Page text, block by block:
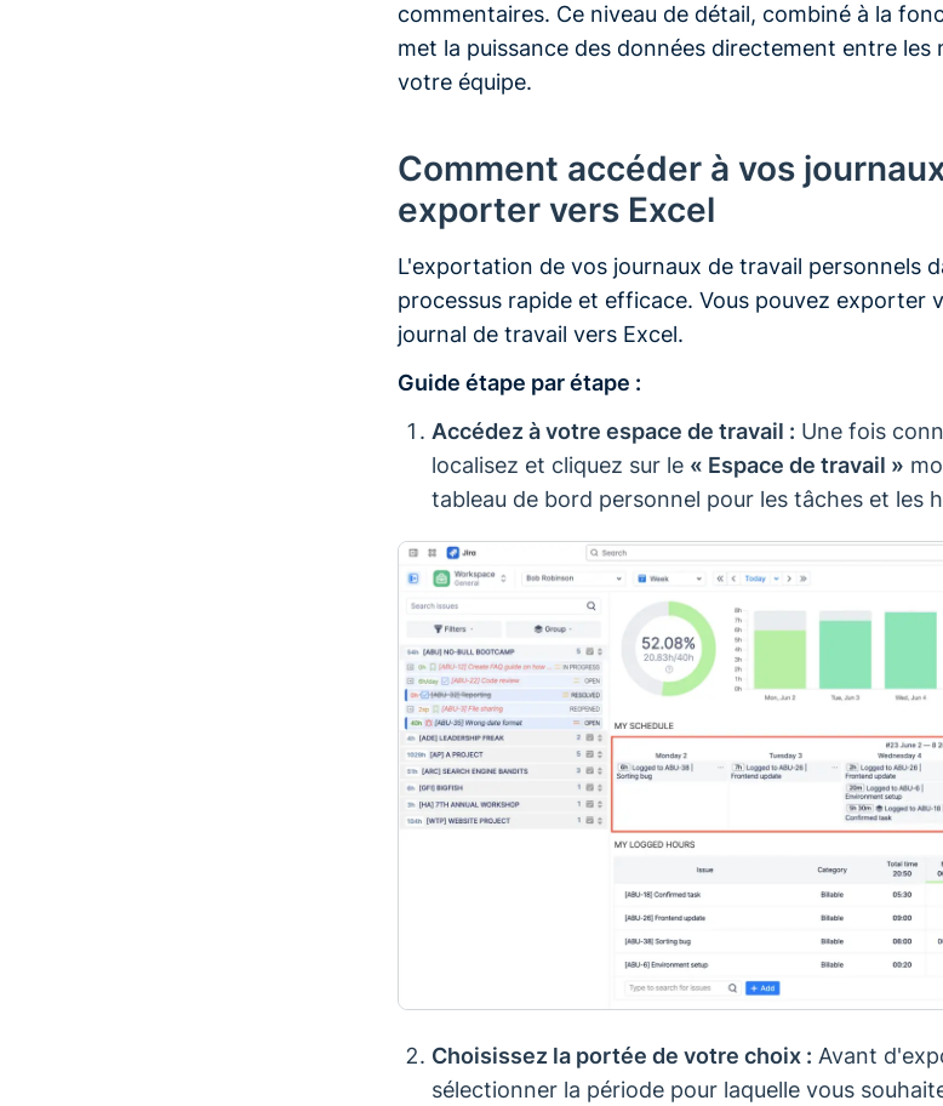
commentaires. Ce niveau de détail, combiné à la
met la puissance des données directement entre les
votre équipe.
Comment accéder à vos
exporter vers Excel
L'exportation de vos journaux de travail personnels
processus rapide et efficace. Vous pouvez exporter
journal de travail vers Excel.
Guide étape par étape :
Accédez à votre espace de travail : Une fois
localisez et cliquez sur le « Espace de travail »
tableau de bord personnel pour les tâches et les
Choisissez la portée de votre choix : Avant
sélectionner la période pour laquelle vous